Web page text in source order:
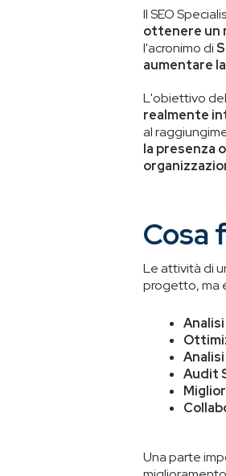
Il SEO
ottenere un
l'acronimo di
aumentare
L'obiettivo
realmente
al
la presenza
Cosa
Le attività di
progetto, ma
Audit
Una parte